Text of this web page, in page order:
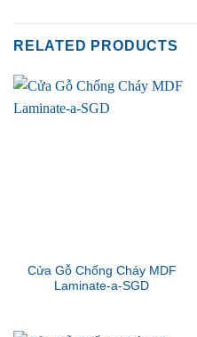
RELATED PRODUCTS
Cửa Gỗ Chống Cháy MDF
Laminate-a-SGD